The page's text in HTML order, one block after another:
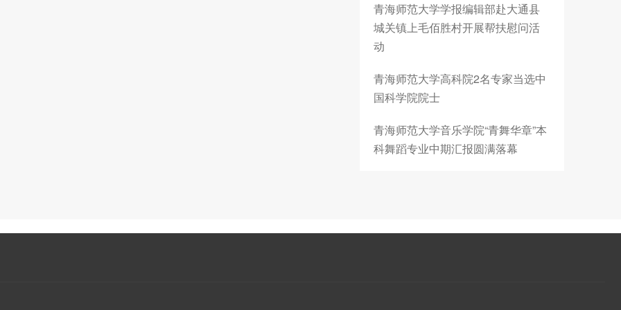
青海师范大学学报编辑部赴大通县
城关镇上毛佰胜村开展帮扶慰问活
动
青海师范大学高科院2名专家当选中
国科学院院士
青海师范大学音乐学院“青舞华章”本
科舞蹈专业中期汇报圆满落幕